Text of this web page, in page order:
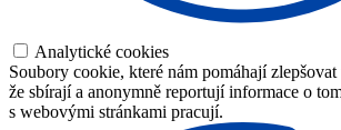
Analytické cookies
Soubory cookie, které nám pomáhají
že sbírají a anonymně reportují informace o
s webovými stránkami pracují.